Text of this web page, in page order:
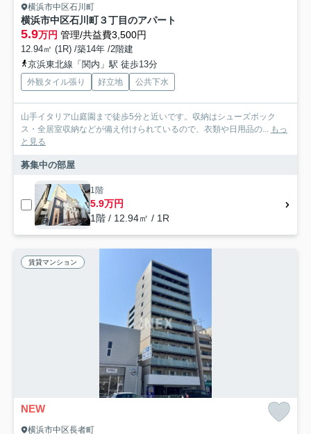
横浜市中区石川町
横浜市中区石川町３丁目のアパート
5.9万円 管理/共益費3,500円
12.94㎡ (1R) /築14年 /2階建
京浜東北線「関内」駅 徒歩13分
外観タイル張り 好立地 公共下水
山手イタリア山庭園まで徒歩5分と近いです。収納はシューズボック
ス・全居室収納などが備え付けられているので、衣類や日用品の... もっ
と見る
募集中の部屋
1階
5.9万円
1階 / 12.94㎡ / 1R
賃貸マンション
NEW
横浜市中区長者町